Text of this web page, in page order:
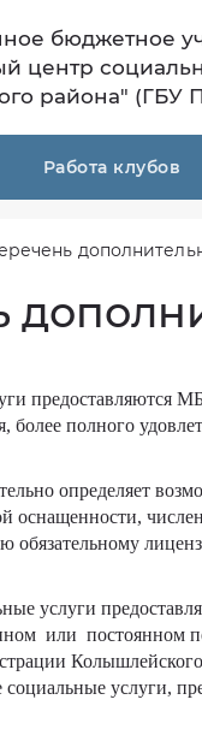
бюджетное
центр
района"
Работа клубов
предоставляются
более полного
определяет
оснащенности,
обязательному
услуги
или постоянном
социальные услуги,